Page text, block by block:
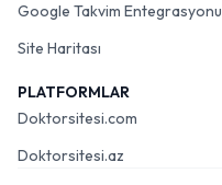
Google Takvim Entegrasyonu
Site Haritası
PLATFORMLAR
Doktorsitesi.com
Doktorsitesi.az